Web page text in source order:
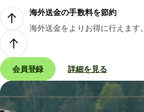
海外送金の手数料を節約
海外送金をよりお得に行えます。
会員登録 詳細を見る